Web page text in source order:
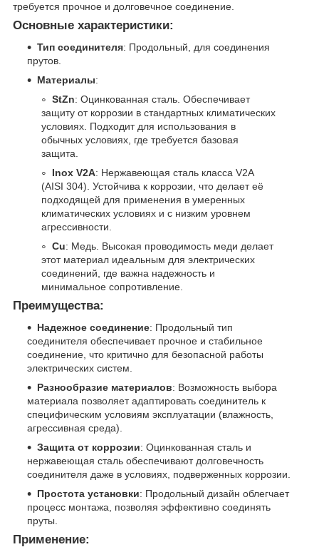
требуется прочное и долговечное соединение.
Основные характеристики:
Тип соединителя: Продольный, для соединения
прутов.
Материалы:
StZn: Оцинкованная сталь. Обеспечивает
защиту от коррозии в стандартных климатических
условиях. Подходит для использования в
обычных условиях, где требуется базовая
защита.
Inox V2A: Нержавеющая сталь класса V2A
(AISI 304). Устойчива к коррозии, что делает её
подходящей для применения в умеренных
климатических условиях и с низким уровнем
агрессивности.
Cu: Медь. Высокая проводимость меди делает
этот материал идеальным для электрических
соединений, где важна надежность и
минимальное сопротивление.
Преимущества:
Надежное соединение: Продольный тип
соединителя обеспечивает прочное и стабильное
соединение, что критично для безопасной работы
электрических систем.
Разнообразие материалов: Возможность выбора
материала позволяет адаптировать соединитель к
специфическим условиям эксплуатации (влажность,
агрессивная среда).
Защита от коррозии: Оцинкованная сталь и
нержавеющая сталь обеспечивают долговечность
соединителя даже в условиях, подверженных коррозии.
Простота установки: Продольный дизайн облегчает
процесс монтажа, позволяя эффективно соединять
пруты.
Применение: